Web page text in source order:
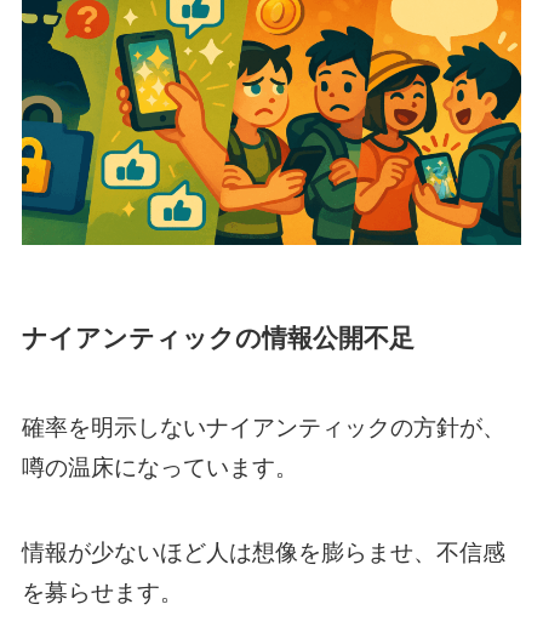
ナイアンティックの情報公開不足
確率を明示しないナイアンティックの方針が、
噂の温床になっています。
情報が少ないほど人は想像を膨らませ、不信感
を募らせます。